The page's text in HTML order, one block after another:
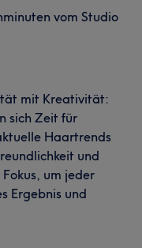
vom Studio
mit Kreativität:
sich Zeit für
Haartrends
und
um jeder
Ergebnis und